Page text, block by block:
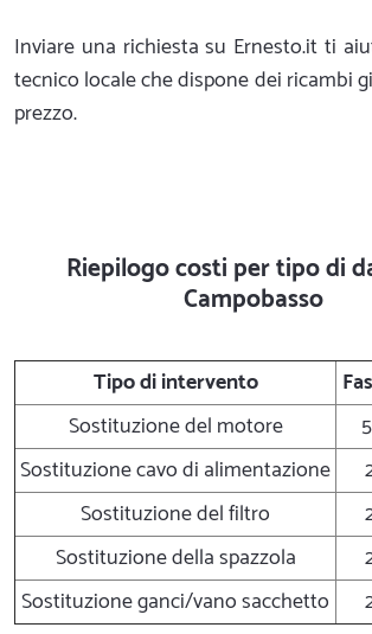
Inviare una richiesta su Ernesto.it ti
tecnico locale che dispone dei ricambi
prezzo.
Riepilogo costi per tipo di
Campobasso
Tipo di intervento
Sostituzione del motore
Sostituzione cavo di alimentazione
Sostituzione del filtro
Sostituzione della spazzola
Sostituzione ganci/vano sacchetto